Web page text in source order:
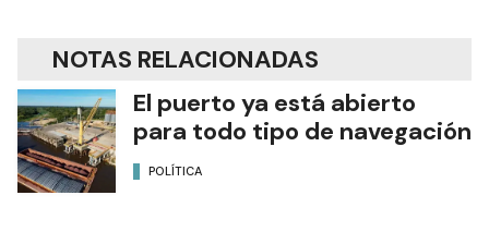
NOTAS RELACIONADAS
El puerto ya está abierto
para todo tipo de navegación
POLÍTICA